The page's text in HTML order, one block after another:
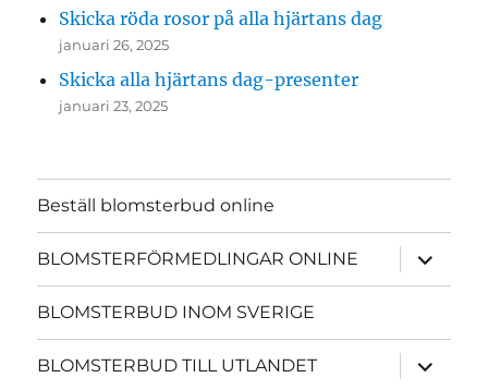
Skicka röda rosor på alla hjärtans dag
januari 26, 2025
Skicka alla hjärtans dag-presenter
januari 23, 2025
Beställ blomsterbud online
BLOMSTERFÖRMEDLINGAR ONLINE
BLOMSTERBUD INOM SVERIGE
BLOMSTERBUD TILL UTLANDET